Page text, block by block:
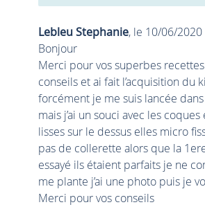
Lebleu Stephanie, le 10/06/2020
Bonjour
Merci pour vos superbes recettes
conseils et ai fait l’acquisition du
forcément je me suis lancée
mais j’ai un souci avec les
lisses sur le dessus elles micro
pas de collerette alors que la
essayé ils étaient parfaits je ne
me plante j’ai une photo puis je
Merci pour vos conseils